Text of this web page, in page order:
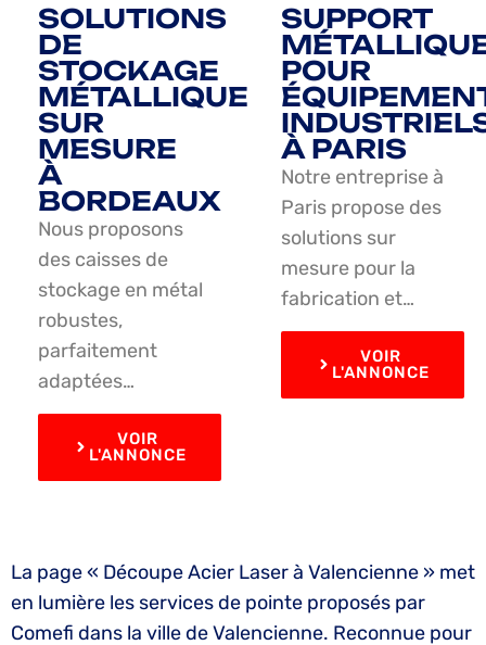
SOLUTIONS
DE
STOCKAGE
MÉTALLIQUE
SUR
MESURE
À
BORDEAUX
Nous proposons
des caisses de
stockage en métal
robustes,
parfaitement
adaptées…
VOIR
L'ANNONCE
SUPPORT
POUR
À PARIS
Notre entreprise à
Paris propose des
solutions sur
mesure pour la
fabrication et…
VOIR
L'ANNONCE
La page « Découpe Acier Laser à Valencienne » met
en lumière les services de pointe proposés par
Comefi dans la ville de Valencienne. Reconnue pour